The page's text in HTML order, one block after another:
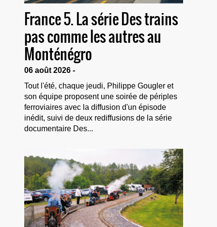
France 5. La série Des trains
pas comme les autres au
Monténégro
06 août 2026 -
Tout l'été, chaque jeudi, Philippe Gougler et
son équipe proposent une soirée de périples
ferroviaires avec la diffusion d'un épisode
inédit, suivi de deux rediffusions de la série
documentaire Des...